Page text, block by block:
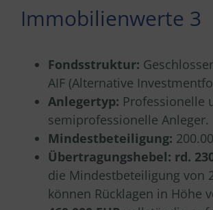
Immobilienwerte 3
Fondsstruktur:
AIF (Alternative
Anlegertyp: Professionelle
semiprofessionelle Anleger.
Mindestbeteiligung:
Übertragungshebel: rd.
die Mindestbeteiligung von
können Rücklagen in Höhe